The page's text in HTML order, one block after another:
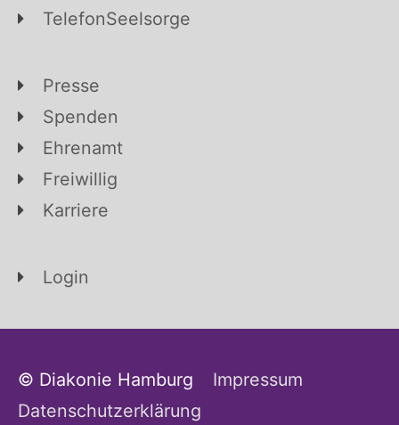
TelefonSeelsorge
Presse
Spenden
Ehrenamt
Freiwillig
Karriere
Login
© Diakonie Hamburg
Impressum
Datenschutzerklärung